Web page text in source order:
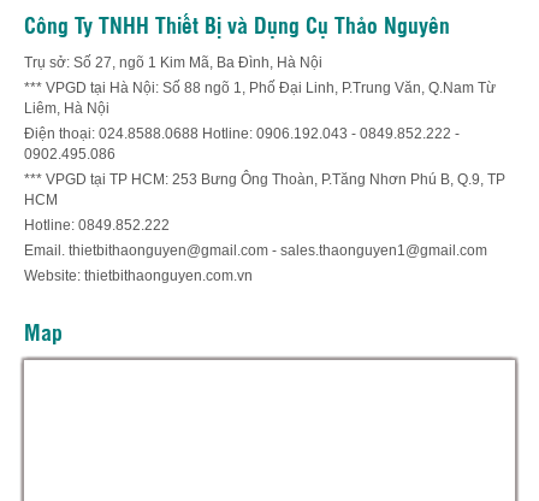
Công Ty TNHH Thiết Bị và Dụng Cụ Thảo Nguyên
Trụ sở: Số 27, ngõ 1 Kim Mã, Ba Đình, Hà Nội
*** VPGD tại Hà Nội: Số 88 ngõ 1, Phố Đại Linh, P.Trung Văn, Q.Nam Từ
Liêm, Hà Nội
Điện thoại: 024.8588.0688 Hotline: 0906.192.043 - 0849.852.222 -
0902.495.086
*** VPGD tại TP HCM: 253 Bưng Ông Thoàn, P.Tăng Nhơn Phú B, Q.9, TP
HCM
Hotline: 0849.852.222
Email. thietbithaonguyen@gmail.com - sales.thaonguyen1@gmail.com
Website: thietbithaonguyen.com.vn
Map